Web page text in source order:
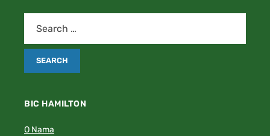
BIC HAMILTON
O Nama